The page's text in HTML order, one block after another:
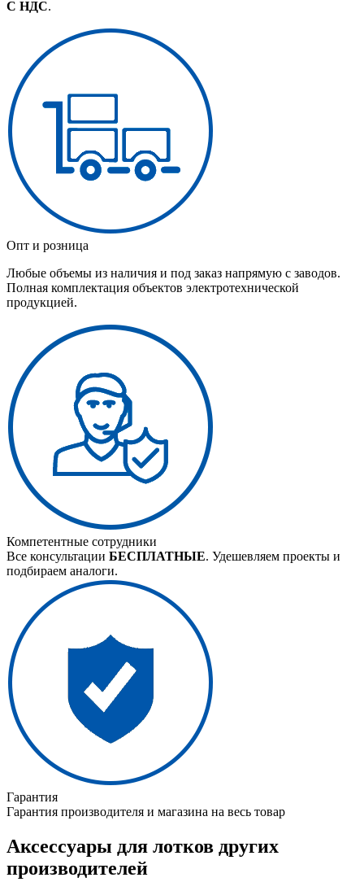
С НДС.
Опт и розница
Любые объемы из наличия и под заказ напрямую с заводов.
Полная комплектация объектов электротехнической
продукцией.
Компетентные сотрудники
Все консультации БЕСПЛАТНЫЕ. Удешевляем проекты и
подбираем аналоги.
Гарантия
Гарантия производителя и магазина на весь товар
Аксессуары для лотков других
производителей